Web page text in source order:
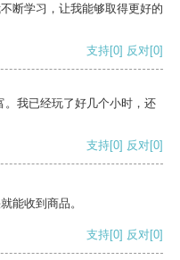
断学习，让我能够取得更好的
支持[0] 反对[0]
我已经玩了好几个小时，还
支持[0] 反对[0]
能收到商品。
支持[0] 反对[0]